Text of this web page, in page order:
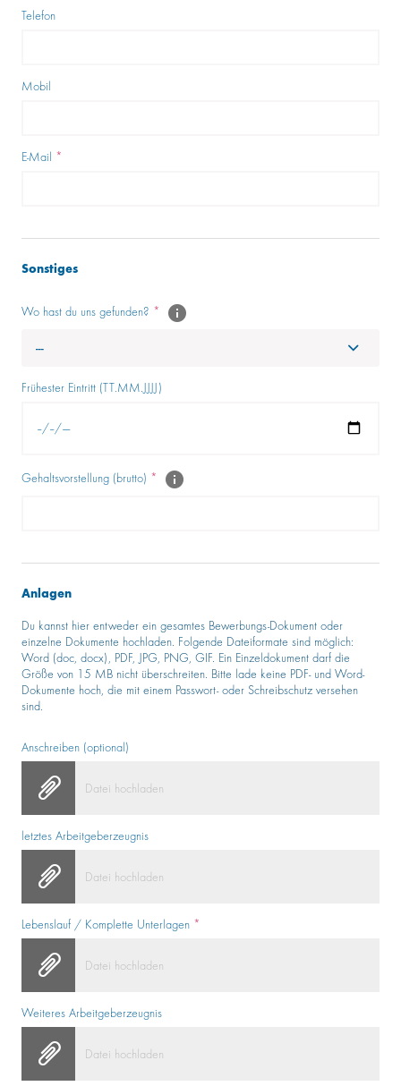
Telefon
Mobil
E-Mail *
Sonstiges
Wo hast du uns gefunden? *
---
Frühester Eintritt (TT.MM.JJJJ)
Gehaltsvorstellung (brutto) *
Anlagen
Du kannst hier entweder ein gesamtes Bewerbungs-Dokument oder
einzelne Dokumente hochladen. Folgende Dateiformate sind möglich:
Word (doc, docx), PDF, JPG, PNG, GIF. Ein Einzeldokument darf die
Größe von 15 MB nicht überschreiten. Bitte lade keine PDF- und Word-
Dokumente hoch, die mit einem Passwort- oder Schreibschutz versehen
sind.
Anschreiben (optional)
Datei hochladen
letztes Arbeitgeberzeugnis
Datei hochladen
Lebenslauf / Komplette Unterlagen *
Datei hochladen
Weiteres Arbeitgeberzeugnis
Datei hochladen